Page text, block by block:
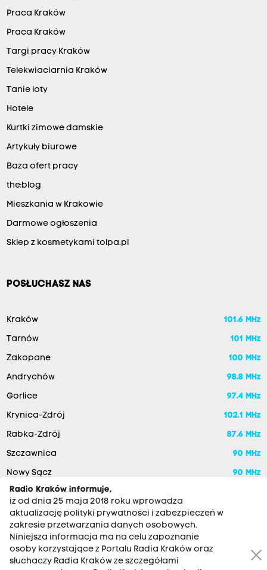
Praca Kraków
Praca Kraków
Targi pracy Kraków
Telekwiaciarnia Kraków
Tanie loty
Hotele
Kurtki zimowe damskie
Artykuły biurowe
Baza ofert pracy
the:blog
Mieszkania w Krakowie
Darmowe ogłoszenia
Sklep z kosmetykami tolpa.pl
POSŁUCHASZ NAS
Kraków 101.6 MHz
Tarnów 101 MHz
Zakopane 100 MHz
Andrychów 98.8 MHz
Gorlice 97.4 MHz
Krynica-Zdrój 102.1 MHz
Rabka-Zdrój 87.6 MHz
Szczawnica 90 MHz
Nowy Sącz
90 MHz
Radio Kraków informuje,
iż od dnia 25 maja 2018 roku wprowadza
aktualizację polityki prywatności i zabezpieczeń w
zakresie przetwarzania danych osobowych.
Niniejsza informacja ma na celu zapoznanie
osoby korzystające z Portalu Radia Kraków oraz
słuchaczy Radia Kraków ze szczegółami